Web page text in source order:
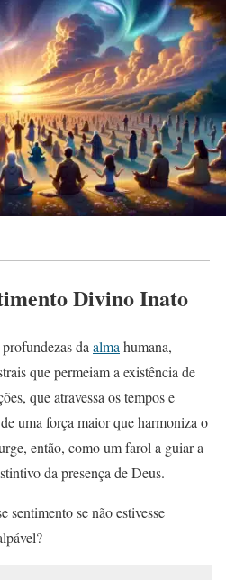
Divino Inato
daalmahumana,
que permeiam a existência de
que atravessa os tempos e
uma força maior que harmoniza o
então, como um farol a guiar a
da presença de Deus.
sentimento se não estivesse